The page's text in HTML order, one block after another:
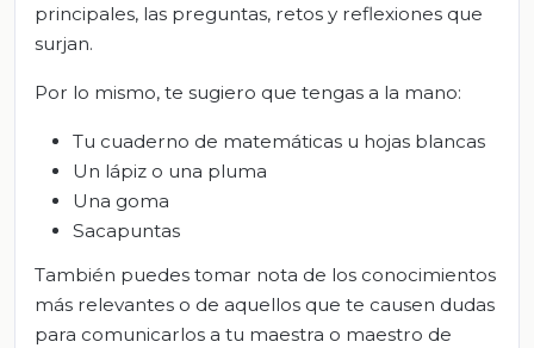
principales, las preguntas, retos y reflexiones que
surjan.
Por lo mismo, te sugiero que tengas a la mano:
Tu cuaderno de matemáticas u hojas blancas
Un lápiz o una pluma
Una goma
Sacapuntas
También puedes tomar nota de los conocimientos
más relevantes o de aquellos que te causen dudas
para comunicarlos a tu maestra o maestro de